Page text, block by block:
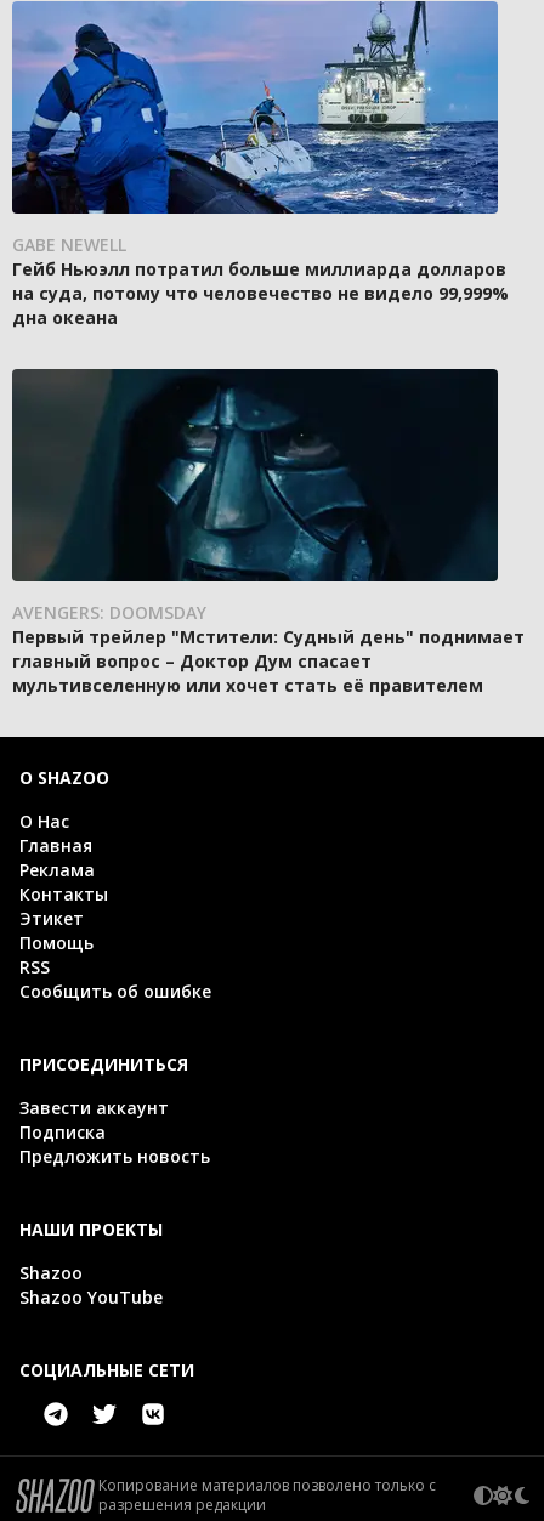
GABE NEWELL
Гейб Ньюэлл потратил больше миллиарда долларов
на суда, потому что человечество не видело 99,999%
дна океана
AVENGERS: DOOMSDAY
Первый трейлер "Мстители: Судный день" поднимает
главный вопрос – Доктор Дум спасает
мультивселенную или хочет стать её правителем
О SHAZOO
О Нас
Главная
Реклама
Контакты
Этикет
Помощь
RSS
Сообщить об ошибке
ПРИСОЕДИНИТЬСЯ
Завести аккаунт
Подписка
Предложить новость
НАШИ ПРОЕКТЫ
Shazoo
Shazoo YouTube
СОЦИАЛЬНЫЕ СЕТИ
Копирование материалов позволено только с
разрешения редакции